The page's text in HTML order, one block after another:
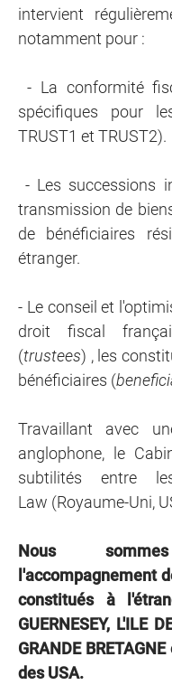
intervient
notamment pour :
- La conformité
spécifiques pour
TRUST1 et TRUST2).
- Les successions
transmission de
de bénéficiaires
étranger.
- Le conseil et
droit fiscal
(trustees) , les
bénéficiaires (
Travaillant avec
anglophone, le
subtilités entre
Law (Royaume-Uni,
Nous
l'accompagnement
constitués à
GUERNESEY, L'ILE
GRANDE
des USA.